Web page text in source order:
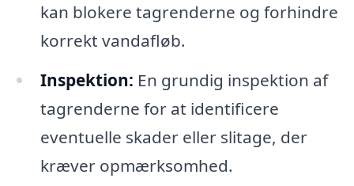
kan blokere tagrenderne og forhindre
korrekt vandafløb.
Inspektion: En grundig inspektion af
tagrenderne for at identificere
eventuelle skader eller slitage, der
kræver opmærksomhed.